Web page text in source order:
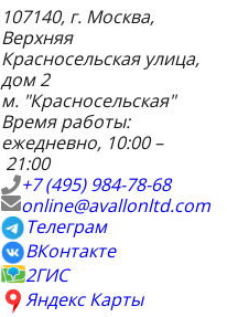
107140, г. Москва,
Верхняя
Красносельская улица,
дом 2
м. "Красносельская"
Время работы:
ежедневно, 10:00 –
21:00
+7 (495) 984-78-68
online@avallonltd.com
Телеграм
ВКонтакте
2ГИС
Яндекс Карты